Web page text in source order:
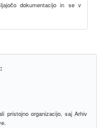
dokumentacijo in se v
pristojno organizacijo, saj Arhiv